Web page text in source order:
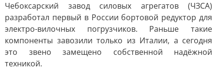
Чебоксарский завод силовых агрегатов (ЧЗСА)
разработал первый в России бортовой редуктор для
электро-вилочных погрузчиков. Раньше такие
компоненты завозили только из Италии, а сегодня
это звено замещено собственной надёжной
техникой.